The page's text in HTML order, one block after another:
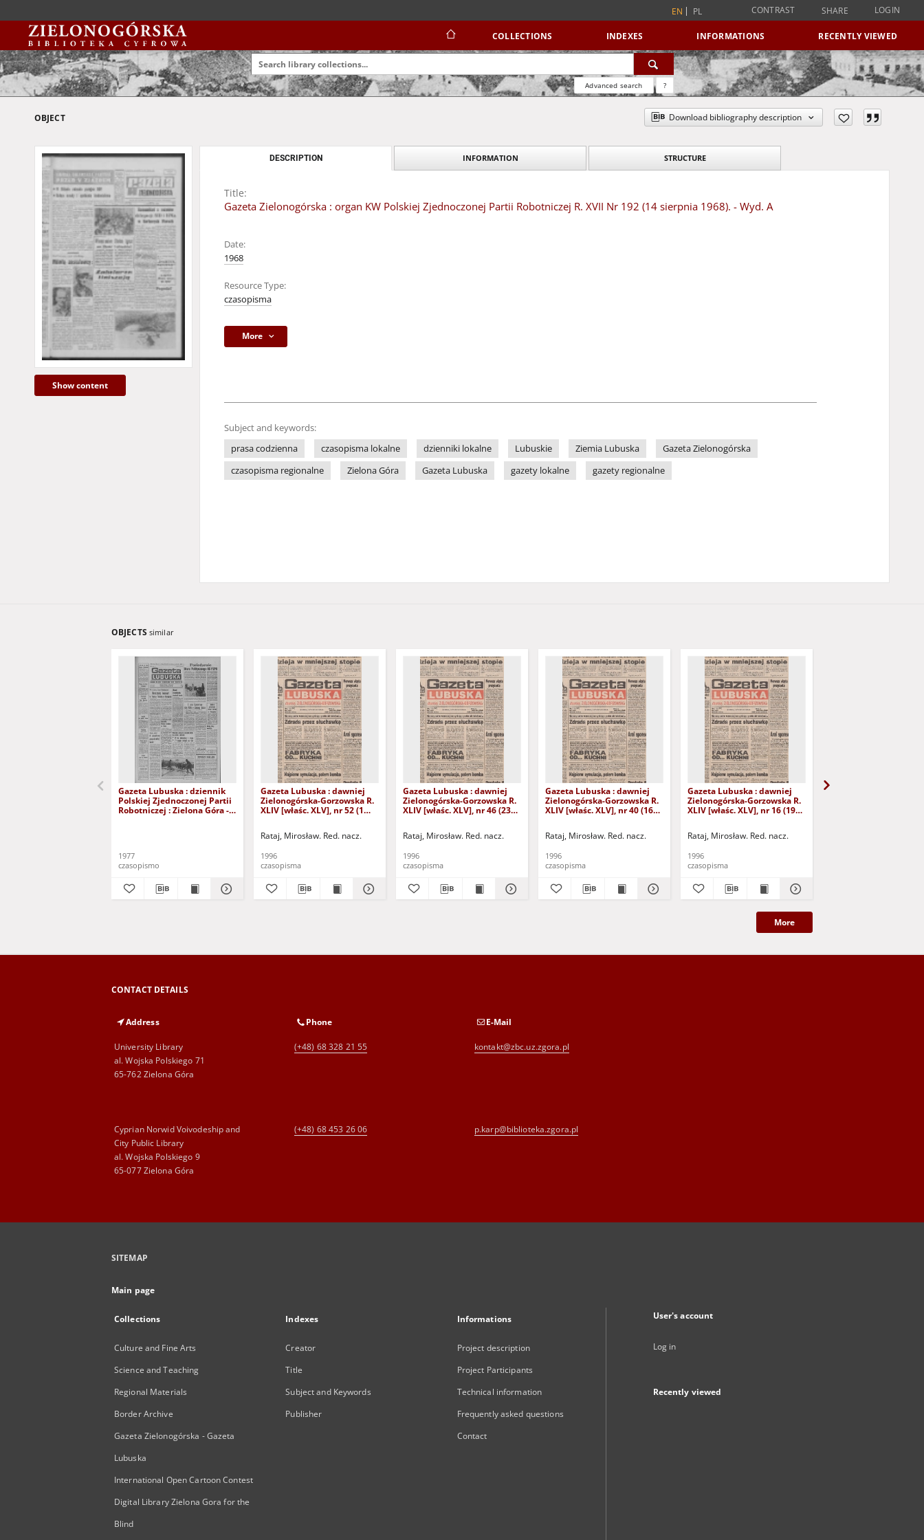
EN PL CONTRAST SHARE LOGIN
COLLECTIONS INDEXES INFORMATIONS RECENTLY VIEWED
Advanced search ?
OBJECT Download bibliography description
Show content
DESCRIPTION INFORMATION STRUCTURE
Title:
Gazeta Zielonogórska : organ KW Polskiej Zjednoczonej Partii Robotniczej R. XVII Nr 192 (14 sierpnia 1968). - Wyd. A
Date:
1968
Resource Type:
czasopisma
More
Subject and keywords:
prasa codzienna
czasopisma lokalne dzienniki lokalne Lubuskie Ziemia Lubuska
Gazeta Zielonogórska
czasopisma regionalne
Zielona Góra Gazeta Lubuska gazety lokalne gazety regionalne
OBJECTS similar
Gazeta Lubuska : dziennik
Polskiej Zjednoczonej Partii
Robotniczej : Zielona Góra -
1977
czasopismo
Gazeta Lubuska : dawniej
Zielonogórska-Gorzowska R.
XLIV [właśc. XLV], nr 52 (1
Rataj, Mirosław. Red. nacz.
1996
czasopisma
Gazeta Lubuska : dawniej
Zielonogórska-Gorzowska R.
XLIV [właśc. XLV], nr 46 (23
Rataj, Mirosław. Red. nacz.
1996
czasopisma
Gazeta Lubuska : dawniej
Zielonogórska-Gorzowska R.
XLIV [właśc. XLV], nr 40 (16
Rataj, Mirosław. Red. nacz.
1996
czasopisma
Gazeta Lubuska : dawniej
Zielonogórska-Gorzowska R.
XLIV [właśc. XLV], nr 16 (19
Rataj, Mirosław. Red. nacz.
1996
czasopisma
More
CONTACT DETAILS
Address
University Library
al. Wojska Polskiego 71
65-762 Zielona Góra
Phone
(+48) 68 328 21 55
E-Mail
kontakt@zbc.uz.zgora.pl
Cyprian Norwid Voivodeship and
City Public Library
al. Wojska Polskiego 9
65-077 Zielona Góra
(+48) 68 453 26 06 p.karp@biblioteka.zgora.pl
SITEMAP
Main page
Collections
Culture and Fine Arts
Science and Teaching
Regional Materials
Border Archive
Gazeta Zielonogórska - Gazeta
Lubuska
International Open Cartoon Contest
Digital Library Zielona Gora for the
Blind
Indexes
Creator
Title
Subject and Keywords
Publisher
Informations
Project description
Project Participants
Technical information
Frequently asked questions
Contact
User's account
Log in
Recently viewed